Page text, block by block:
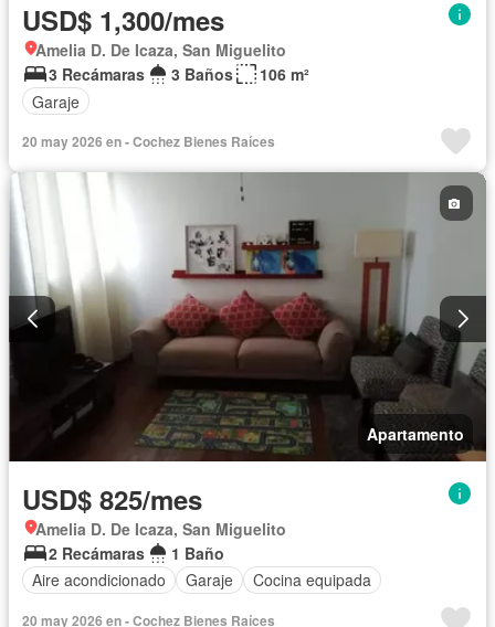
USD$ 1,300/mes
Amelia D. De Icaza, San Miguelito
3 Recámaras
3 Baños
106 m²
Garaje
20 may 2026 en - Cochez Bienes Raíces
Apartamento
USD$ 825/mes
Amelia D. De Icaza, San Miguelito
2 Recámaras
1 Baño
Aire acondicionado
Garaje Cocina equipada
20 may 2026 en - Cochez Bienes Raíces